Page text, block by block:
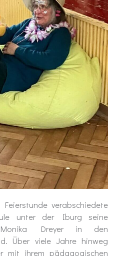
verabschiedete
unter der Iburg seine
Dreyer in den
Über viele Jahre hinweg
mit ihrem pädagogischen